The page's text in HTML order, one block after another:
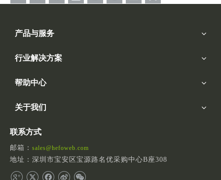
产品与服务
行业解决方案
帮助中心
关于我们
联系方式
邮箱： sales@hefoweb.com
地址：深圳市宝安区宝源路名优采购中心B座308